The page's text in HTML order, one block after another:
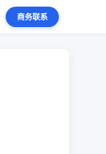
商务联系